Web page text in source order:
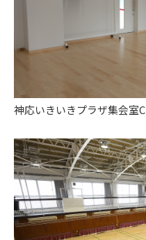
神応いきいきプラザ集会室C